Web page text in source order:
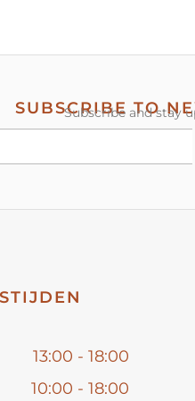
SUBSCRIBE TO
Subscribe and stay
13:00 - 18:00
10:00 - 18:00